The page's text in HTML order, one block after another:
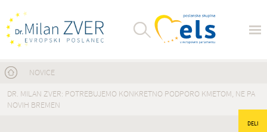
Nahajate se tukaj
NOVICE
DR. MILAN ZVER: POTREBUJEMO KONKRETNO PODPORO KMETOM, NE PA
NOVIH BREMEN
DELI